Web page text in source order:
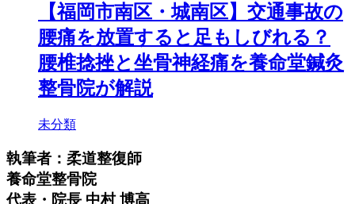
【福岡市南区・城南区】交通事故の
腰痛を放置すると足もしびれる？
腰椎捻挫と坐骨神経痛を養命堂鍼灸
整骨院が解説
未分類
執筆者：柔道整復師
養命堂整骨院
代表・院長 中村 博高